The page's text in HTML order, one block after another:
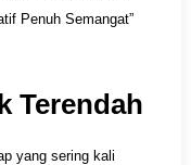
Penuh Semangat”
Terendah
yang sering kali